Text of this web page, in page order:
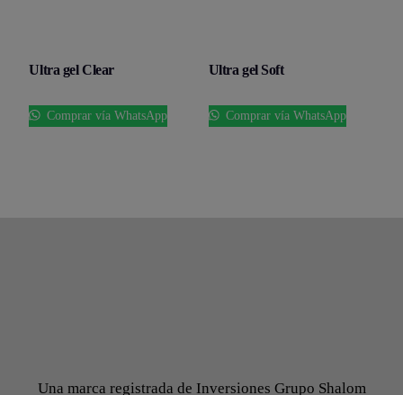
Ultra gel Clear
Comprar vía WhatsApp
Ultra gel Soft
Comprar vía WhatsApp
Una marca registrada de Inversiones Grupo Shalom